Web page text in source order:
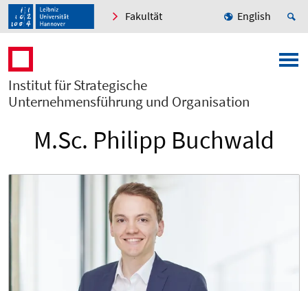
Fakultät English
Institut für Strategische
Unternehmensführung und Organisation
M.Sc. Philipp Buchwald